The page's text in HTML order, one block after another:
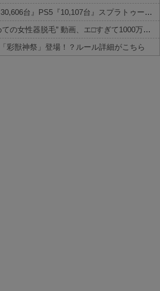
【週販】Switch2『30,606台』PS5『10,107台』スプラトゥーン レイダース「73,542本」
10代美少女の ”初めての女性器脱毛” 動画、エ□すぎて1000万再生される・・・
彩獣神祭」登場！？ルール詳細がこちら